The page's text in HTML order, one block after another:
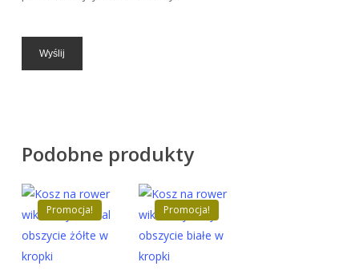
Podobne produkty
Promocja! Promocja!